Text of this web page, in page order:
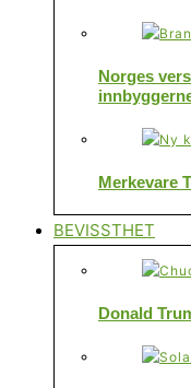
Norges
Merkevare
BEVISSTHET
Donald